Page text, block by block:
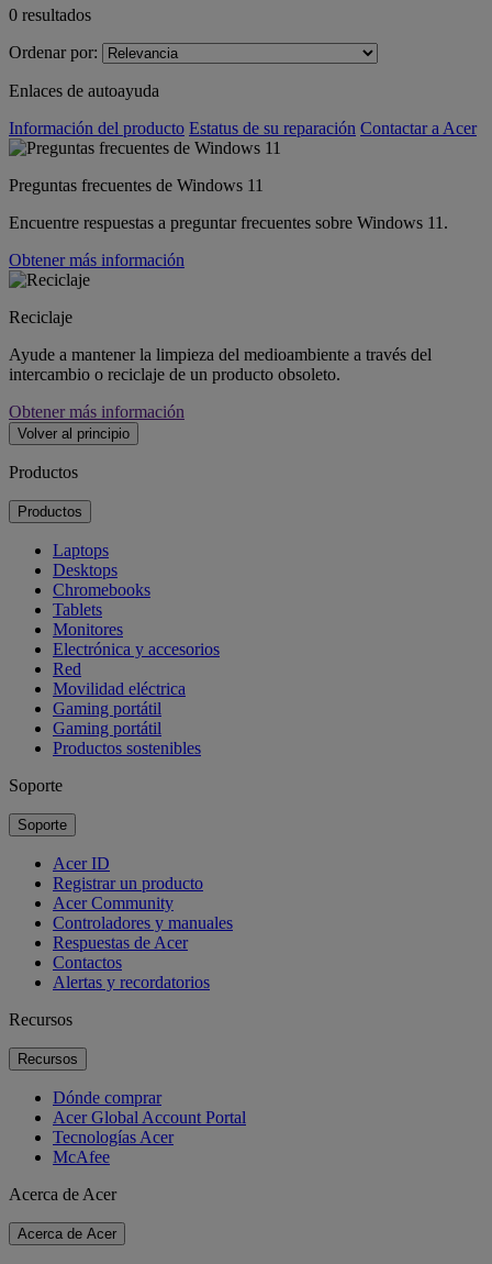
0 resultados
Ordenar por:
Enlaces de autoayuda
Información del producto Estatus de su reparación Contactar a Acer
Preguntas frecuentes de Windows 11
Encuentre respuestas a preguntar frecuentes sobre Windows 11.
Obtener más información
Reciclaje
Ayude a mantener la limpieza del medioambiente a través del
intercambio o reciclaje de un producto obsoleto.
Obtener más información
Volver al principio
Productos
Productos
Laptops
Desktops
Chromebooks
Tablets
Monitores
Electrónica y accesorios
Red
Movilidad eléctrica
Gaming portátil
Gaming portátil
Productos sostenibles
Soporte
Soporte
Acer ID
Registrar un producto
Acer Community
Controladores y manuales
Respuestas de Acer
Contactos
Alertas y recordatorios
Recursos
Recursos
Dónde comprar
Acer Global Account Portal
Tecnologías Acer
McAfee
Acerca de Acer
Acerca de Acer